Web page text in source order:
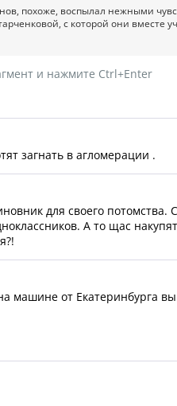
похоже, воспылал нежными
с которой они вместе
и нажмите Ctrl+Enter
загнать в агломерации .
для своего потомства.
А то щас
машине от Екатеринбурга